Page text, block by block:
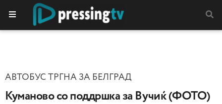
АВТОБУС ТРГНА ЗА БЕЛГРАД
Куманово со поддршка за Вучиќ (ФОТО)